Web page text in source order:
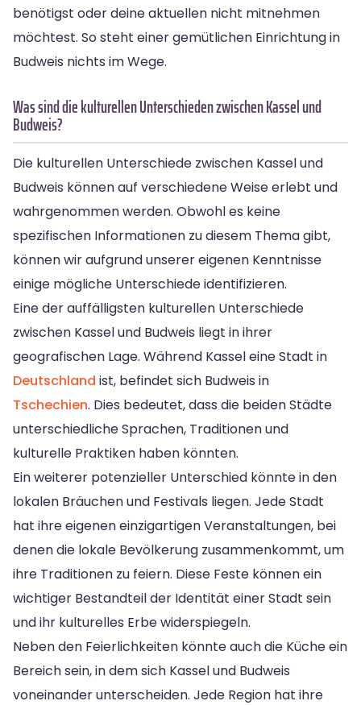
benötigst oder deine aktuellen nicht mitnehmen
möchtest. So steht einer gemütlichen Einrichtung in
Budweis nichts im Wege.
Was sind die kulturellen Unterschieden zwischen Kassel und
Budweis?
Die kulturellen Unterschiede zwischen Kassel und
Budweis können auf verschiedene Weise erlebt und
wahrgenommen werden. Obwohl es keine
spezifischen Informationen zu diesem Thema gibt,
können wir aufgrund unserer eigenen Kenntnisse
einige mögliche Unterschiede identifizieren.
Eine der auffälligsten kulturellen Unterschiede
zwischen Kassel und Budweis liegt in ihrer
geografischen Lage. Während Kassel eine Stadt in
Deutschland ist, befindet sich Budweis in
Tschechien. Dies bedeutet, dass die beiden Städte
unterschiedliche Sprachen, Traditionen und
kulturelle Praktiken haben könnten.
Ein weiterer potenzieller Unterschied könnte in den
lokalen Bräuchen und Festivals liegen. Jede Stadt
hat ihre eigenen einzigartigen Veranstaltungen, bei
denen die lokale Bevölkerung zusammenkommt, um
ihre Traditionen zu feiern. Diese Feste können ein
wichtiger Bestandteil der Identität einer Stadt sein
und ihr kulturelles Erbe widerspiegeln.
Neben den Feierlichkeiten könnte auch die Küche ein
Bereich sein, in dem sich Kassel und Budweis
voneinander unterscheiden. Jede Region hat ihre